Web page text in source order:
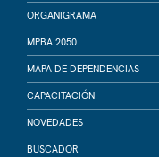
ORGANIGRAMA
MPBA 2050
MAPA DE DEPENDENCIAS
CAPACITACIÓN
NOVEDADES
BUSCADOR